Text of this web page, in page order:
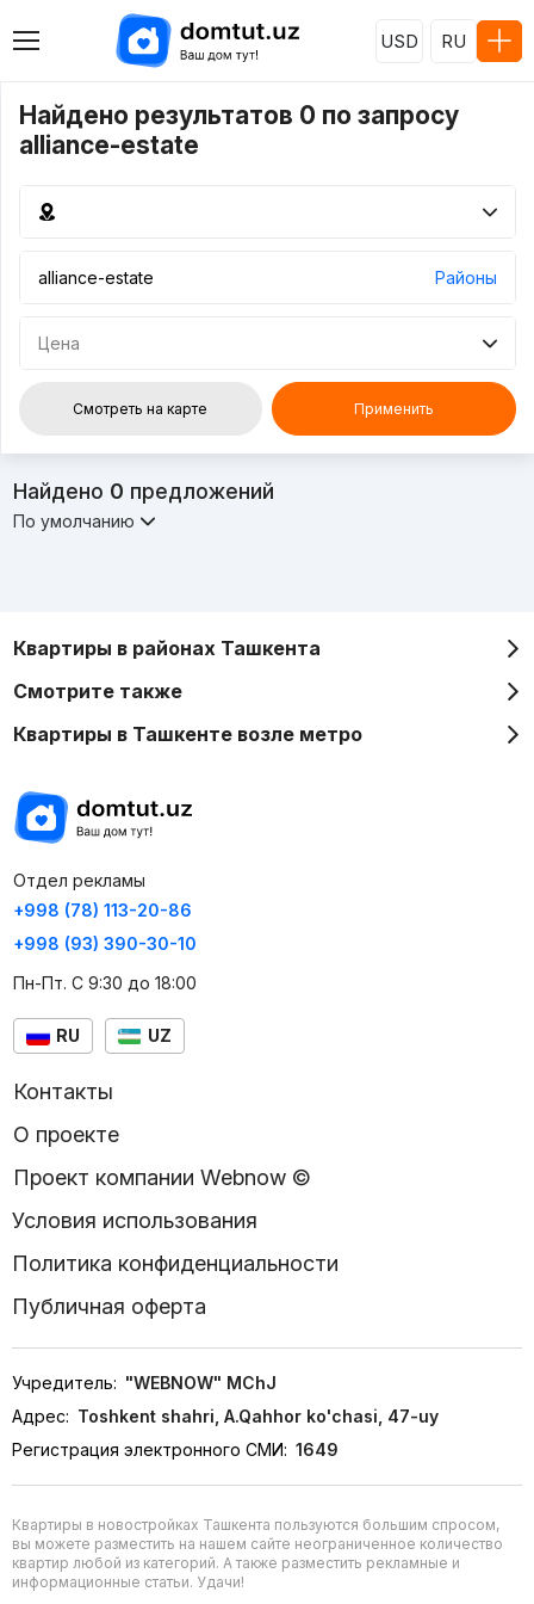
USD RU
Найдено результатов 0 по запросу
alliance-estate
Районы
Цена
Смотреть на карте Применить
Найдено 0 предложений
По умолчанию
Квартиры в районах Ташкента
Смотрите также
Квартиры в Ташкенте возле метро
Отдел рекламы
+998 (78) 113-20-86
+998 (93) 390-30-10
Пн-Пт. С 9:30 до 18:00
RU UZ
Контакты
О проекте
Проект компании Webnow ©
Условия использования
Политика конфиденциальности
Публичная оферта
Учредитель: "WEBNOW" MChJ
Адрес: Toshkent shahri, A.Qahhor ko'chasi, 47-uy
Регистрация электронного СМИ: 1649
Квартиры в новостройках Ташкента пользуются большим спросом,
вы можете разместить на нашем сайте неограниченное количество
квартир любой из категорий. А также разместить рекламные и
информационные статьи. Удачи!